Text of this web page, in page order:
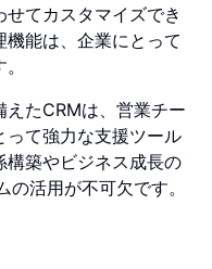
てカスタマイズでき
能は、企業にとって
たCRMは、営業チー
って強力な支援ツール
構築やビジネス成長の
活用が不可欠です。